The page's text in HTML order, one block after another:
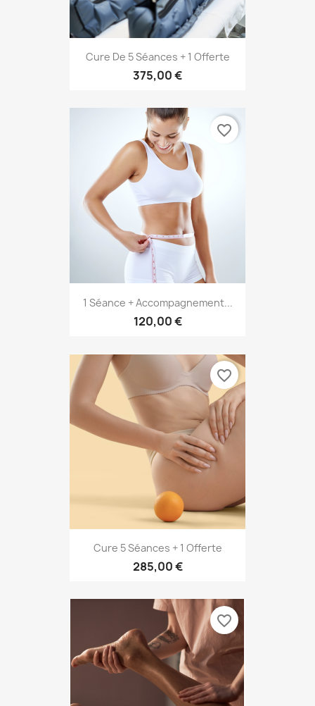
Cure De 5 Séances + 1 Offerte
375,00 €
1 Séance + Accompagnement...
120,00 €
favorite_border
Cure 5 Séances + 1 Offerte
285,00 €
favorite_border
favorite_border